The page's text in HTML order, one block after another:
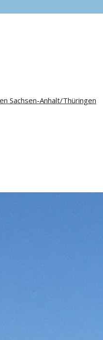
Sachsen-Anhalt/Thüringen